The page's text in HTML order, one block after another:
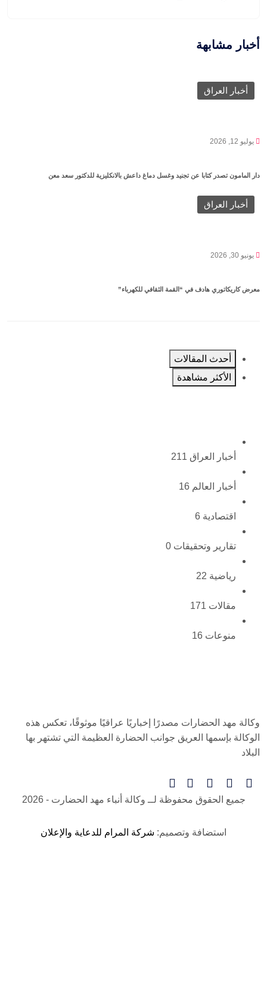
أخبار مشابهة
أخبار العراق
يوليو 12, 2026
دار المامون تصدر كتابا عن تجنيد وغسل دماغ داعش بالانكليزية للدكتور سعد معن
أخبار العراق
يونيو 30, 2026
معرض كاريكاتوري هادف في “القمة الثقافي للكهرباء”
أحدث المقالات
الأكثر مشاهدة
أخبار العراق 211
أخبار العالم 16
اقتصادية 6
تقارير وتحقيقات 0
رياضية 22
مقالات 171
منوعات 16
وكالة مهد الحضارات مصدرًا إخباريًا عراقيًا موثوقًا، تعكس هذه
الوكالة بإسمها العريق جوانب الحضارة العظيمة التي تشتهر بها
البلاد
جميع الحقوق محفوظة لــ وكالة أنباء مهد الحضارت - 2026
استضافة وتصميم: شركة المرام للدعاية والإعلان